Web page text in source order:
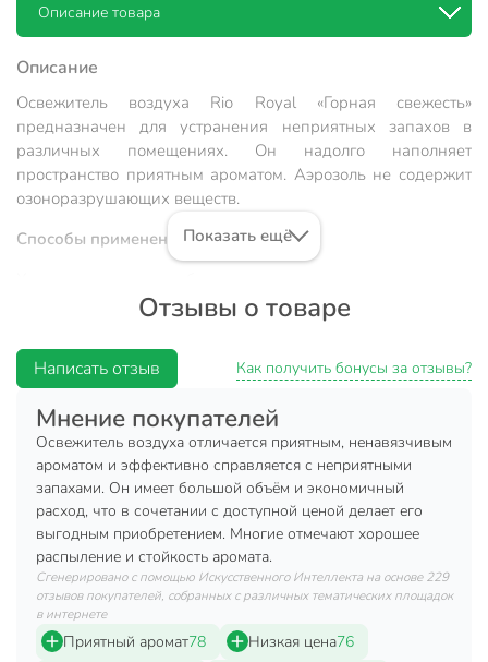
Описание товара
Описание
Освежитель воздуха Rio Royal «Горная свежесть»
предназначен для устранения неприятных запахов в
различных помещениях. Он надолго наполняет
пространство приятным ароматом. Аэрозоль не содержит
озоноразрушающих веществ.
Способы применения:
течение нескольких секунд распылить его содержимое
Объем: 300 мл.
Техническая информация
Объем, мл
Бренд
Rio Royal
Страна производства
Россия
Набор
поштучно
Форма выпуска
аэрозоль
Автоматический
Настенный
напольные
Показать ещё
Отзывы о товаре
Написать отзыв Как получить бонусы за отзывы?
Мнение покупателей
Освежитель воздуха отличается приятным, ненавязчивым
ароматом и эффективно справляется с неприятными
запахами. Он имеет большой объём и экономичный
расход, что в сочетании с доступной ценой делает его
выгодным приобретением. Многие отмечают хорошее
распыление и стойкость аромата.
Сгенерировано с помощью Искусственного Интеллекта на основе 229
отзывов покупателей, собранных с различных тематических площадок
в интернете
Приятный аромат78 Низкая цена76